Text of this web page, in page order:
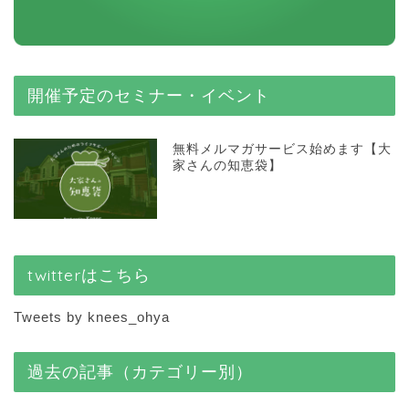
開催予定のセミナー・イベント
無料メルマガサービス始めます【大
家さんの知恵袋】
twitterはこちら
Tweets by knees_ohya
過去の記事（カテゴリー別）